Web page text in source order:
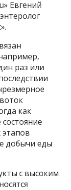
Евгений
раз или
как
добычи еды
с высоким